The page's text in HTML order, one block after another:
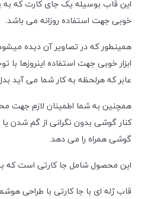
این قاب بوسیله یک جای کارت که
خوبی جهت استفاده روزانه می باشد.
همینطور که در تصاویر آن دیده
ابزار خوبی جهت استفاده اینروزها با
عابر که هرلحظه به کار شما می آید
همچنین به شما اطمینان لازم جهت
کنار گوشی بدون نگرانی از گم شدن
گوشی همراه را می دهد.
این محصول شامل جا کارتی است
قاب ژله ای با جا کارتی با طراحی